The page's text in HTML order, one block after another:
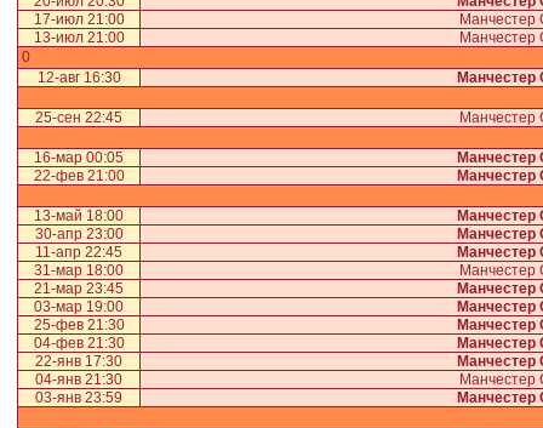
17-июл 21:00
Манчестер
13-июл 21:00
Манчестер
0
12-авг 16:30
Манчестер
25-сен 22:45 Манчестер
16-мар 00:05
Манчестер
22-фев 21:00
Манчестер
13-май 18:00
Манчестер
30-апр 23:00
Манчестер
11-апр 22:45
Манчестер
31-мар 18:00
Манчестер
21-мар 23:45
Манчестер
03-мар 19:00
Манчестер
25-фев 21:30
Манчестер
04-фев 21:30
Манчестер
22-янв 17:30
Манчестер
04-янв 21:30
Манчестер
03-янв 23:59
Манчестер